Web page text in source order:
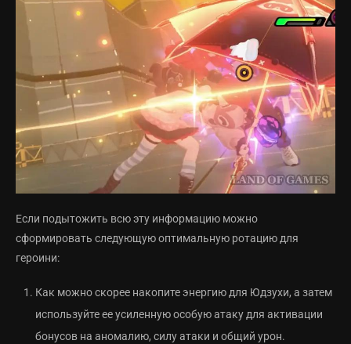
Если подытожить всю эту информацию можно
сформировать следующую оптимальную ротацию для
героини:
Как можно скорее накопите энергию для Юдзухи, а затем
используйте ее усиленную особую атаку для активации
бонусов на аномалию, силу атаки и общий урон.